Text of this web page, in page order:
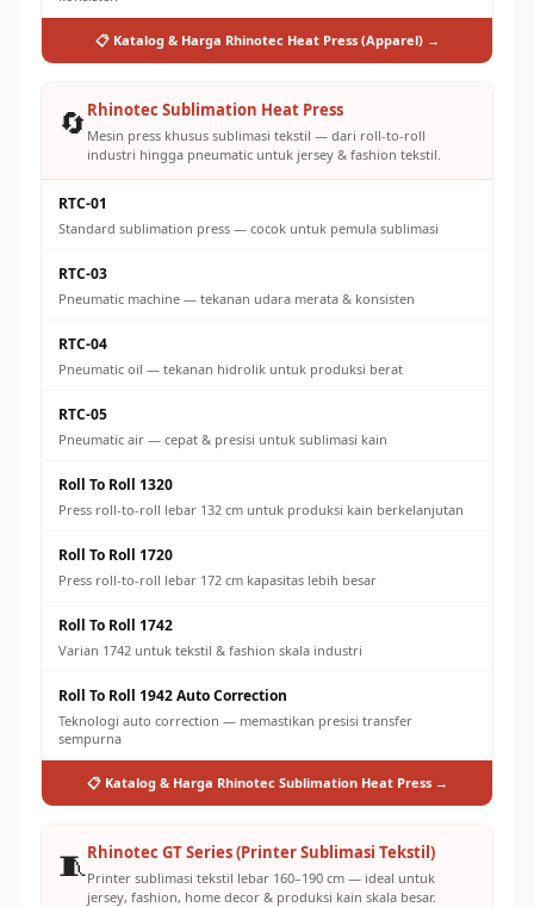
📋 Katalog & Harga Rhinotec Heat Press (Apparel) →
🔄 Rhinotec Sublimation Heat Press
Mesin press khusus sublimasi tekstil — dari roll-to-roll
industri hingga pneumatic untuk jersey & fashion tekstil.
RTC-01
Standard sublimation press — cocok untuk pemula sublimasi
RTC-03
Pneumatic machine — tekanan udara merata & konsisten
RTC-04
Pneumatic oil — tekanan hidrolik untuk produksi berat
RTC-05
Pneumatic air — cepat & presisi untuk sublimasi kain
Roll To Roll 1320
Press roll-to-roll lebar 132 cm untuk produksi kain berkelanjutan
Roll To Roll 1720
Press roll-to-roll lebar 172 cm kapasitas lebih besar
Roll To Roll 1742
Varian 1742 untuk tekstil & fashion skala industri
Roll To Roll 1942 Auto Correction
Teknologi auto correction — memastikan presisi transfer
sempurna
📋 Katalog & Harga Rhinotec Sublimation Heat Press →
🧵Rhinotec GT Series (Printer Sublimasi Tekstil)
Printer sublimasi tekstil lebar 160–190 cm — ideal untuk
jersey, fashion, home decor & produksi kain skala besar.